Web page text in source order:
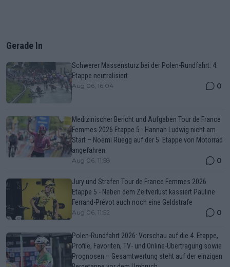
Gerade In
Schwerer Massensturz bei der Polen-Rundfahrt: 4.
Etappe neutralisiert
Aug 06, 16:04 0
Medizinischer Bericht und Aufgaben Tour de France
Femmes 2026 Etappe 5 - Hannah Ludwig nicht am
Start – Noemi Rüegg auf der 5. Etappe von Motorrad
angefahren
Aug 06, 11:58 0
Jury und Strafen Tour de France Femmes 2026
Etappe 5 - Neben dem Zeitverlust kassiert Pauline
Ferrand-Prévot auch noch eine Geldstrafe
Aug 06, 11:52 0
Polen-Rundfahrt 2026: Vorschau auf die 4. Etappe,
Profile, Favoriten, TV- und Online-Übertragung sowie
Prognosen – Gesamtwertung steht auf der einzigen